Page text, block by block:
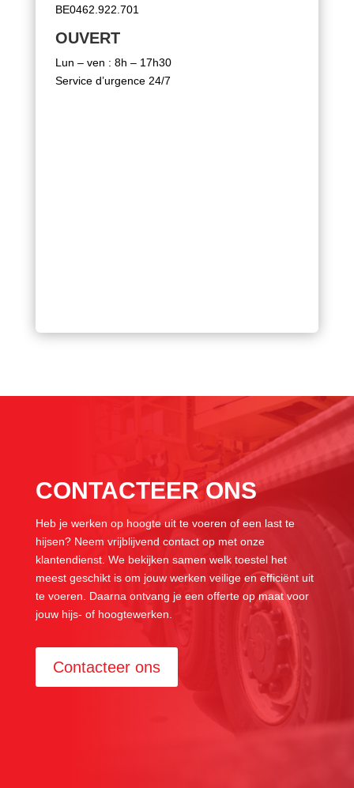
BE0462.922.701
OUVERT
Lun – ven : 8h – 17h30
Service d’urgence 24/7
CONTACTEER ONS
Heb je werken op hoogte uit te voeren of een last te
hijsen? Neem vrijblijvend contact op met onze
klantendienst. We bekijken samen welk toestel het
meest geschikt is om jouw werken veilige en efficiënt uit
te voeren. Daarna ontvang je een offerte op maat voor
jouw hijs- of hoogtewerken.
Contacteer ons